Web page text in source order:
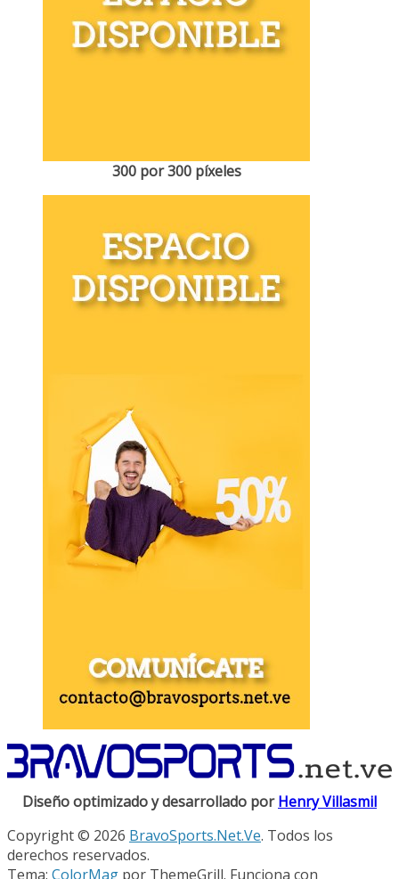
300 por 300 píxeles
Diseño optimizado y desarrollado porHenry Villasmil
Copyright © 2026 BravoSports.Net.Ve. Todos los
derechos reservados.
Tema: ColorMag por ThemeGrill. Funciona con